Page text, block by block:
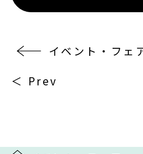
イベント・フェ
＜ Prev